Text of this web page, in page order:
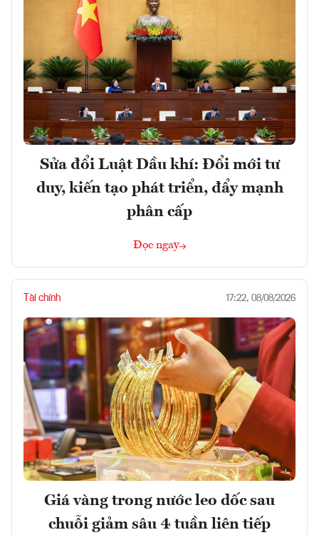
Sửa đổi Luật Dầu khí: Đổi mới tư
duy, kiến tạo phát triển, đẩy mạnh
phân cấp
Đọc ngay
Tài chính 17:22, 08/08/2026
Giá vàng trong nước leo dốc sau
chuỗi giảm sâu 4 tuần liên tiếp